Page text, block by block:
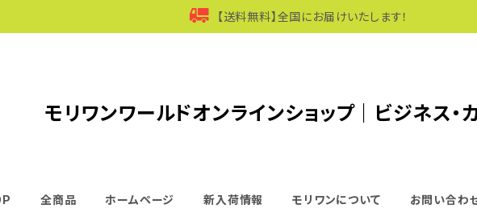
【送料無料】全国にお届けいたします！
モリワンワールドオンラインショップ｜ビジネス・
全商品 ホームページ 新入荷情報 モリワンについて お問い合わ